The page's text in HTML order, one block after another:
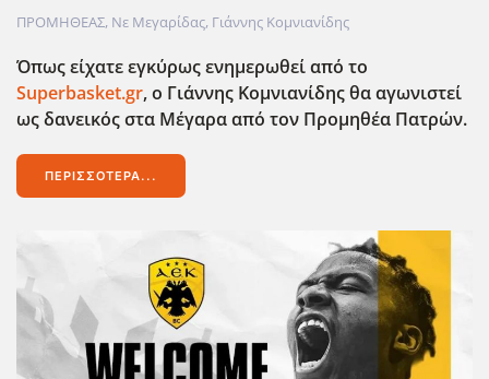
ΠΡΟΜΗΘΕΑΣ, Νε Μεγαρίδας, Γιάννης Κομνιανίδης
Όπως είχατε εγκύρως ενημερωθεί από το
Superbasket.gr, ο Γιάννης Κομνιανίδης θα αγωνιστεί
ως δανεικός στα Μέγαρα από τον Προμηθέα Πατρών.
ΠΕΡΙΣΣΌΤΕΡΑ...